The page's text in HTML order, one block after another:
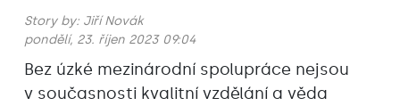
Story by: Jiří Novák
pondělí, 23. říjen 2023 09:04
Bez úzké mezinárodní spolupráce nejsou
v současnosti kvalitní vzdělání a věda